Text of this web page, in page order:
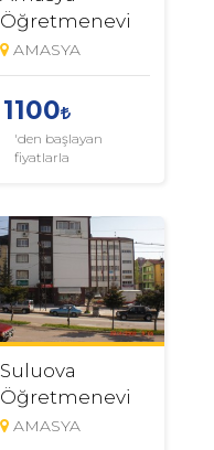
Öğretmenevi
AMASYA
1100
'den başlayan
fiyatlarla
Suluova
Öğretmenevi
AMASYA